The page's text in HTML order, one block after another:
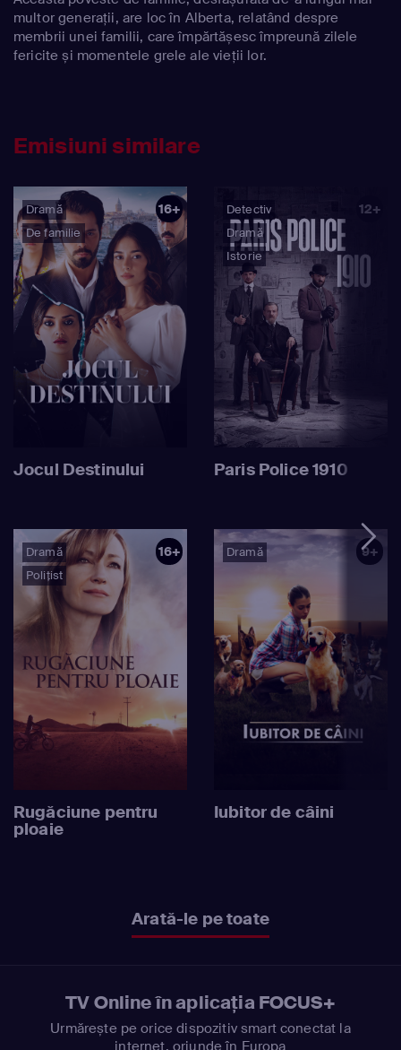
multor generații, are loc în Alberta, relatând despre
membrii unei familii, care împărtășesc împreună zilele
fericite și momentele grele ale vieții lor.
Emisiuni similare
Dramă
De familie
16+
Jocul Destinului
Detectiv
Dramă
Istorie
12+
Paris Police 1910
Dramă
Polițist
16+
Rugăciune pentru
ploaie
Dramă 9+
Iubitor de câini
Arată-le pe toate
TV Online în aplicația FOCUS+
Urmărește pe orice dispozitiv smart conectat la
internet, oriunde în Europa